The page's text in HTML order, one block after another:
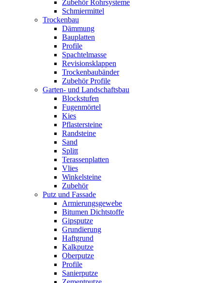
Zubehör Rohrsysteme
Schmiermittel
Trockenbau
Dämmung
Bauplatten
Profile
Spachtelmasse
Revisionsklappen
Trockenbaubänder
Zubehör Profile
Garten- und Landschaftsbau
Blockstufen
Fugenmörtel
Kies
Pflastersteine
Randsteine
Sand
Splitt
Terassenplatten
Vlies
Winkelsteine
Zubehör
Putz und Fassade
Armierungsgewebe
Bitumen Dichtstoffe
Gipsputze
Grundierung
Haftgrund
Kalkputze
Oberputze
Profile
Sanierputze